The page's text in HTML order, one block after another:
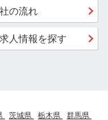
の流れ
人情報を探す
茨城県 栃木県
群馬県